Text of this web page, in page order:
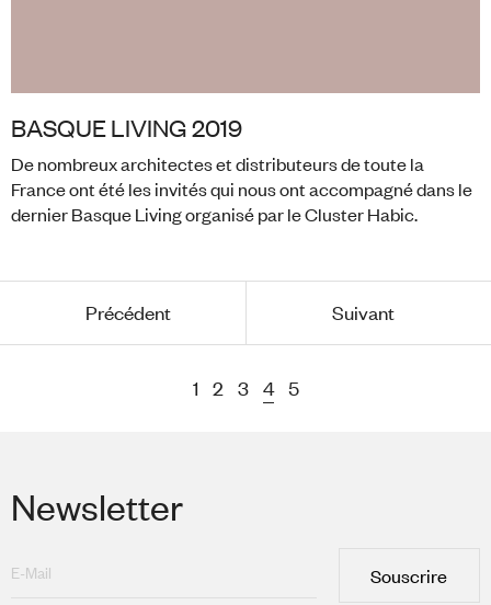
BASQUE LIVING 2019
De nombreux architectes et distributeurs de toute la
France ont été les invités qui nous ont accompagné dans le
dernier Basque Living organisé par le Cluster Habic.
Précédent Suivant
1 2 3 4 5
Newsletter
Souscrire